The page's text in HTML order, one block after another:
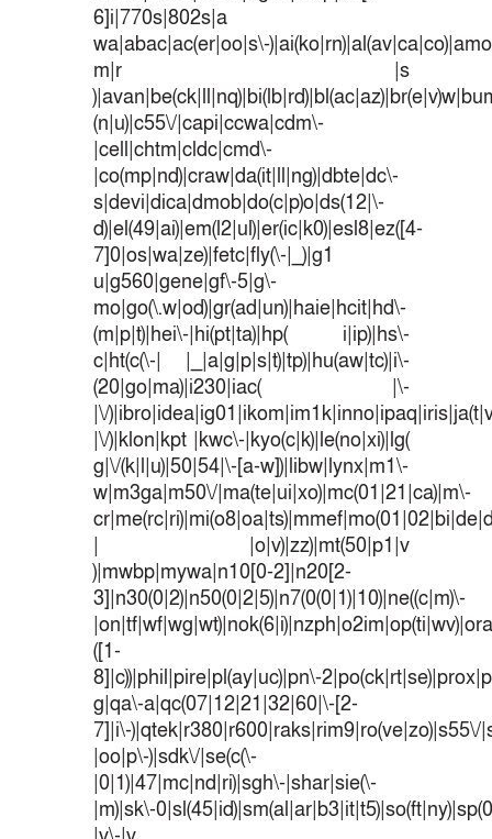
6]i|770s|802s|a
wa|abac|ac(er|oo|s\-
m|r |s
(n|u)|c55\/|capi|ccwa|cdm\-
|cell|chtm|cldc|cmd\-
|co(mp|nd)|craw|da(it|ll|ng)|dbte|dc\-
s|devi|dica|dmob|do(c|p)o|ds(12|\-
d)|el(49|ai)|em(l2|ul)|er(ic|k0)|esl8|ez([4-
7]0|os|wa|ze)|fetc|fly(\-|_)|g1
u|g560|gene|gf\-5|g\-
mo|go(\.w|od)|gr(ad|un)|haie|hcit|hd\-
(m|p|t)|hei\-|hi(pt|ta)|hp( i|ip)|hs\-
c|ht(c(\-| |_|a|g|p|s|t)|tp)|hu(aw|tc)|i\-
(20|go|ma)|i230|iac( |\-
|\/
|\/)|klon|kpt |kwc\-|kyo(c|k)|le(no|xi)|lg(
g|\/(k|l|u)|50|54|\-[a-w])|libw|lynx|m1\-
w|m3ga|m50\/|ma(te|ui|xo)|mc(01|21|ca)|m\-
| |o|v)|zz)|mt(50|p1|v
)|mwbp|mywa|n10[0-2]|n20[2-
3]|n30(0|2)|n50(0|2|5)|n7(0(0|1)|10)|ne((c|m)\-
([1-
8]|c))|phil|pire|pl(ay|uc)|pn\-
g|qa\-a|qc(07|12|21|32|60|\-[2-
7]|i\-)|qtek|r380|r600|raks|rim9|ro(ve|zo)|s55\/
|oo|p\-)|sdk\/|se(c(\-
|0|1)|47|mc|nd|ri)|sgh\-|shar|sie(\-
|m)|sk\-